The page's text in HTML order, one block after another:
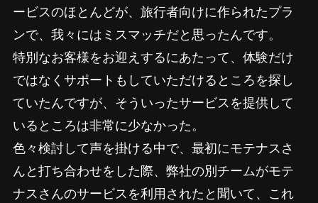
ービスのほとんどが、旅行者向けに作られたプラ
ンで、我々にはミスマッチだと思ったんです。
特別なお客様をお迎えするにあたって、体験だけ
ではなくサポートもしていただけるところを探し
ていたんですが、そういったサービスを提供して
いるところは非常に少なかった。
色々検討して声を掛ける中で、最初にモテナスさ
んと打ち合わせをした際、弊社の別チームがモテ
ナスさんのサービスを利用されたと聞いて、これ